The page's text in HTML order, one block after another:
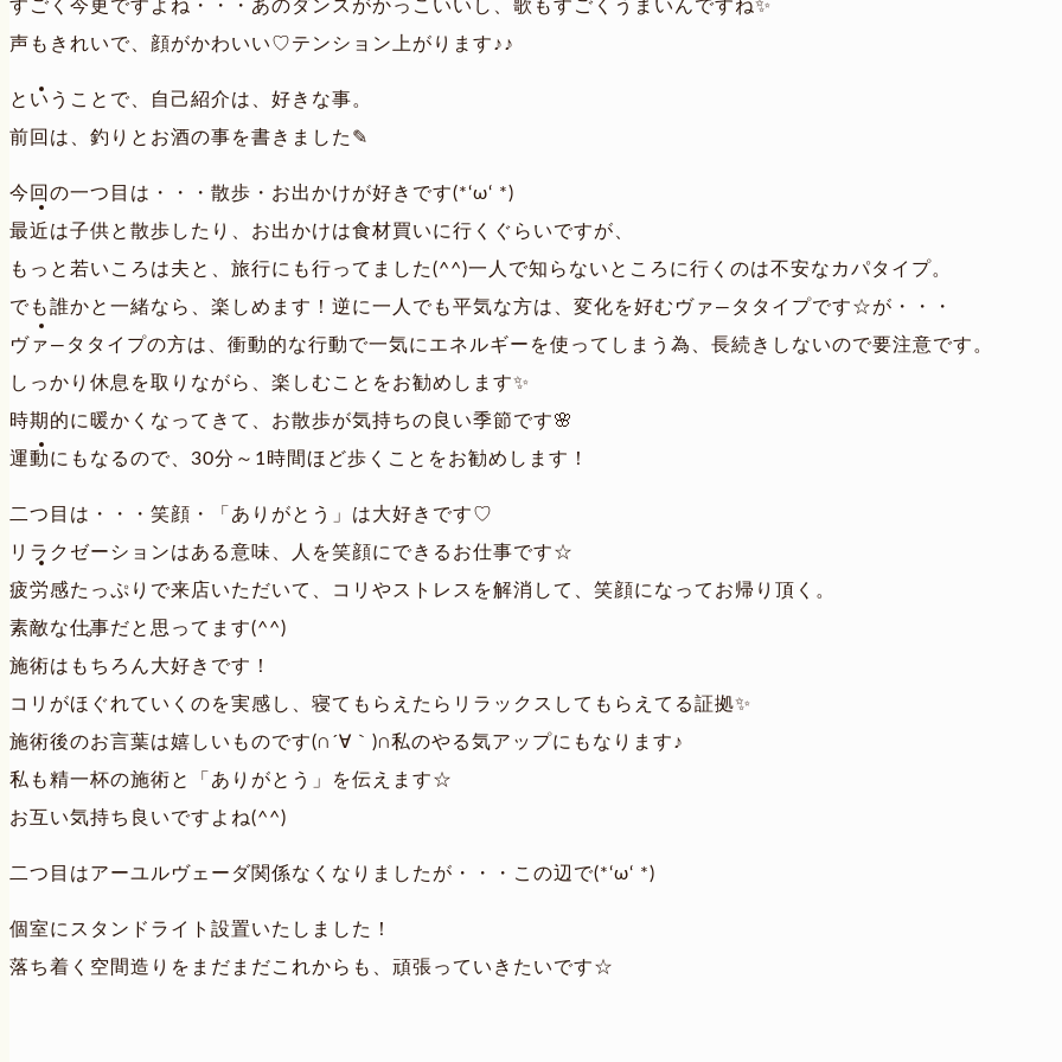
すごく今更ですよね・・・あのダンスがかっこいいし、歌もすごくうまいんですね✨
声もきれいで、顔がかわいい♡テンション上がります♪♪
ということで、自己紹介は、好きな事。
前回は、釣りとお酒の事を書きました✎
今回の一つ目は・・・散歩・お出かけが好きです(*‘ω‘ *)
最近は子供と散歩したり、お出かけは食材買いに行くぐらいですが、
もっと若いころは夫と、旅行にも行ってました(^^)一人で知らないところに行くのは不安なカパタイプ。
でも誰かと一緒なら、楽しめます！逆に一人でも平気な方は、変化を好むヴァ―タタイプです☆が・・・
ヴァ―タタイプの方は、衝動的な行動で一気にエネルギーを使ってしまう為、長続きしないので要注意です。
しっかり休息を取りながら、楽しむことをお勧めします✨
時期的に暖かくなってきて、お散歩が気持ちの良い季節です🌸
運動にもなるので、30分～1時間ほど歩くことをお勧めします！
二つ目は・・・笑顔・「ありがとう」は大好きです♡
リラクゼーションはある意味、人を笑顔にできるお仕事です☆
疲労感たっぷりで来店いただいて、コリやストレスを解消して、笑顔になってお帰り頂く。
素敵な仕事だと思ってます(^^)
施術はもちろん大好きです！
コリがほぐれていくのを実感し、寝てもらえたらリラックスしてもらえてる証拠✨
施術後のお言葉は嬉しいものです(∩´∀｀)∩私のやる気アップにもなります♪
私も精一杯の施術と「ありがとう」を伝えます☆
お互い気持ち良いですよね(^^)
二つ目はアーユルヴェーダ関係なくなりましたが・・・この辺で(*‘ω‘ *)
個室にスタンドライト設置いたしました！
落ち着く空間造りをまだまだこれからも、頑張っていきたいです☆